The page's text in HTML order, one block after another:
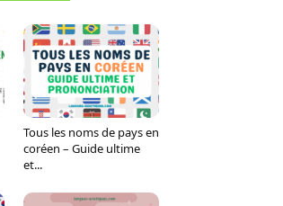
WhatsApp
Tous les noms de pays en
coréen – Guide ultime
et...